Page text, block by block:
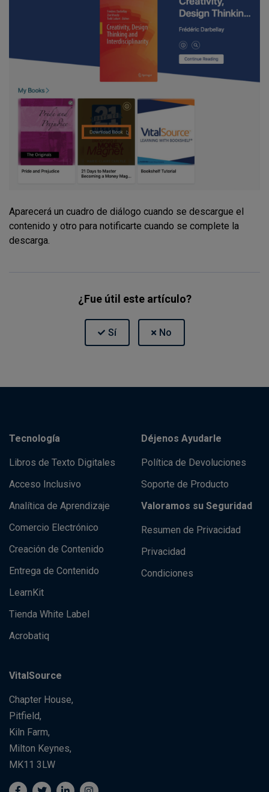
Aparecerá un cuadro de diálogo cuando se descargue el
contenido y otro para notificarte cuando se complete la
descarga.
¿Fue útil este artículo?
Tecnología
Libros de Texto Digitales
Acceso Inclusivo
Analítica de Aprendizaje
Comercio Electrónico
Creación de Contenido
Entrega de Contenido
LearnKit
Tienda White Label
Acrobatiq
Déjenos Ayudarle
Política de Devoluciones
Soporte de Producto
Valoramos su Seguridad
Resumen de Privacidad
Privacidad
Condiciones
VitalSource
Chapter House,
Pitfield,
Kiln Farm,
Milton Keynes,
MK11 3LW